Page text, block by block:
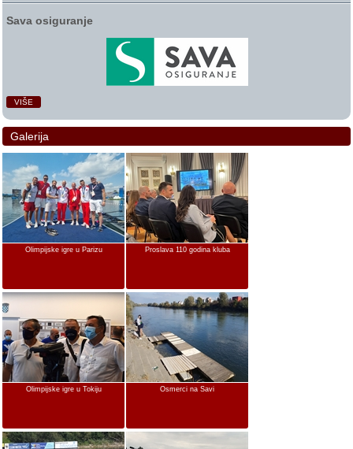
Sava osiguranje
VIŠE
Galerija
Olimpijske igre u Parizu Proslava 110 godina kluba
Olimpijske igre u Tokiju Osmerci na Savi